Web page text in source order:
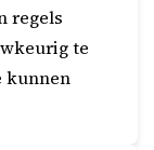
regels
te
kunnen